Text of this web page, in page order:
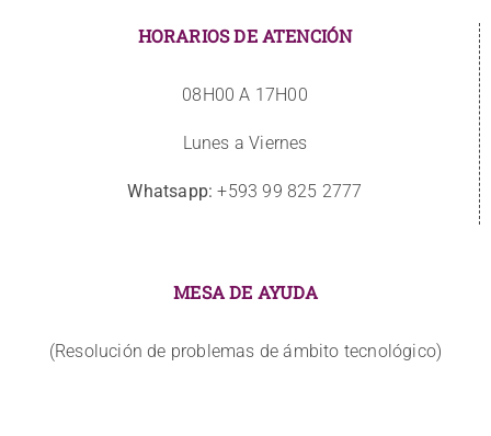
HORARIOS DE ATENCIÓN
08H00 A 17H00
Lunes a Viernes
Whatsapp: +593 99 825 2777
MESA DE AYUDA
(Resolución de problemas de ámbito tecnológico)